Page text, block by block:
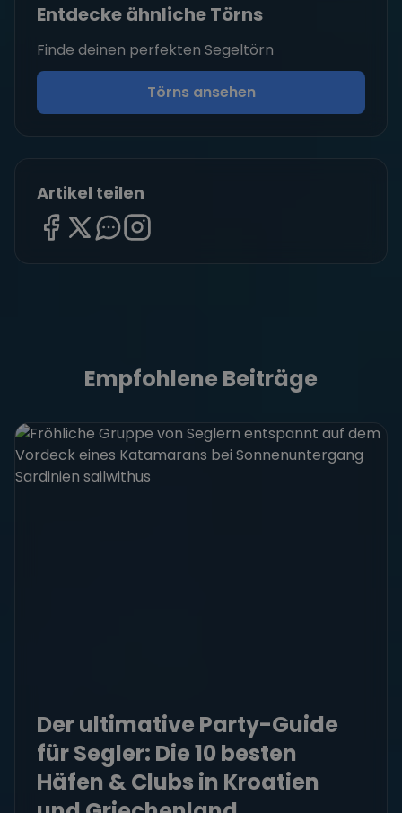
Entdecke ähnliche Törns
Finde deinen perfekten Segeltörn
Törns ansehen
Artikel teilen
Empfohlene Beiträge
Der ultimative Party-Guide
für Segler: Die 10 besten
Häfen & Clubs in Kroatien